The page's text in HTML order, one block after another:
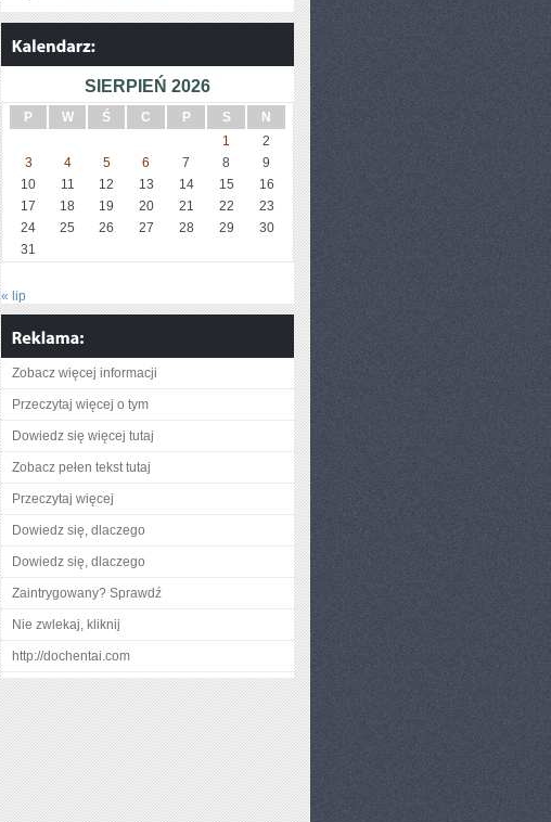
SIERPIEŃ 2026
P W Ś C P S
N
1
2
3
4 5 6 7 8
9
10
11 12 13 14 15
16
17
18 19 20 21 22
23
24
25 26 27 28 29
30
31
« lip
Zobacz więcej informacji
Przeczytaj więcej o tym
Dowiedz się więcej tutaj
Zobacz pełen tekst tutaj
Przeczytaj więcej
Dowiedz się, dlaczego
Dowiedz się, dlaczego
Zaintrygowany? Sprawdź
Nie zwlekaj, kliknij
http://dochentai.com